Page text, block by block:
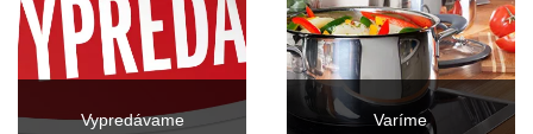
Vypredávame Varíme